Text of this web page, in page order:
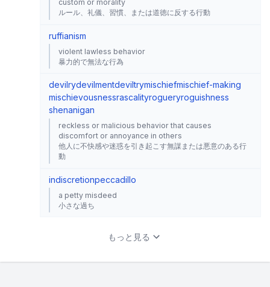
custom or morality
ルール、礼儀、習慣、または道徳に反する行動
ruffianism
violent lawless behavior
暴力的で無法な行為
devilrydevilmentdeviltrymischiefmischief-making
mischievousnessrascalityrogueryroguishness
shenanigan
reckless or malicious behavior that causes
discomfort or annoyance in others
他人に不快感や迷惑を引き起こす無謀または悪意のある行
動
indiscretionpeccadillo
a petty misdeed
小さな過ち
もっと見る